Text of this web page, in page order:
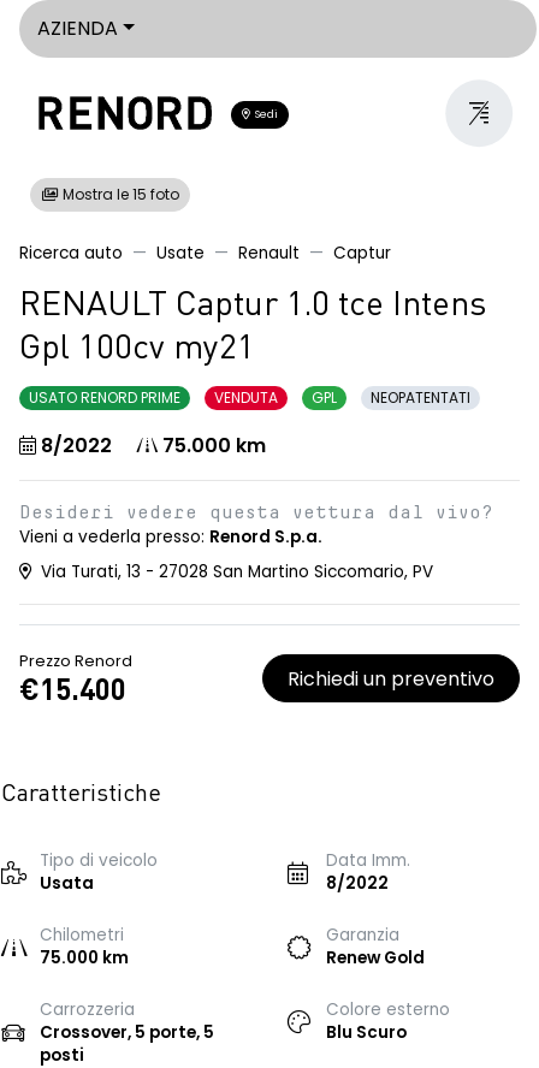
AZIENDA
Sedi
Mostra le 15 foto
Ricerca auto Usate Renault Captur
RENAULT Captur 1.0 tce Intens
Gpl 100cv my21
USATO RENORD PRIME VENDUTA GPL NEOPATENTATI
8/2022 75.000 km
Desideri vedere questa vettura dal vivo?
Vieni a vederla presso: Renord S.p.a.
Via Turati, 13 - 27028 San Martino Siccomario, PV
Prezzo Renord
€15.400 Richiedi un preventivo
Caratteristiche
Tipo di veicolo
Usata
Data Imm.
8/2022
Chilometri
75.000 km
Garanzia
Renew Gold
Carrozzeria
Crossover, 5 porte, 5
posti
Colore esterno
Blu Scuro